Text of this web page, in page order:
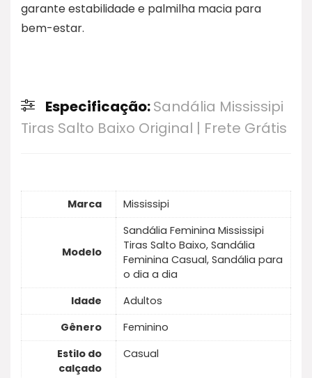
garante estabilidade e palmilha macia para
bem-estar.
Especificação:Sandália Mississipi
Tiras Salto Baixo Original | Frete Grátis
Marca Mississipi
Modelo
Sandália Feminina Mississipi
Tiras Salto Baixo, Sandália
Feminina Casual, Sandália para
o dia a dia
Idade
Adultos
Gênero
Feminino
Estilo do
calçado
Casual